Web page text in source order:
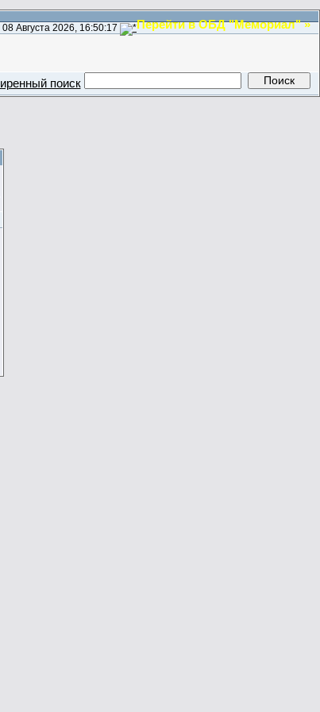
Перейти в ОБД "Мемориал" »
08 Августа 2026, 16:50:17